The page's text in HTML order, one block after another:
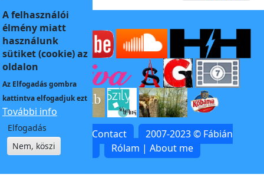
Kapcsolat | Contact
2007-2023 © Fábián
Rólam | About me
A felhasználói
élmény miatt
használunk
sütiket (cookie) az
oldalon
Az Elfogadásgombra
kattintva elfogadjuk ezt
További info
Elfogadás
Nem, köszi